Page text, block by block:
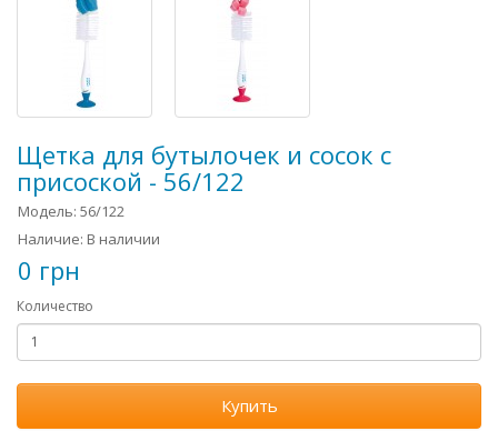
Щетка для бутылочек и сосок с
присоской - 56/122
Модель: 56/122
Наличие: В наличии
0 грн
Количество
Купить